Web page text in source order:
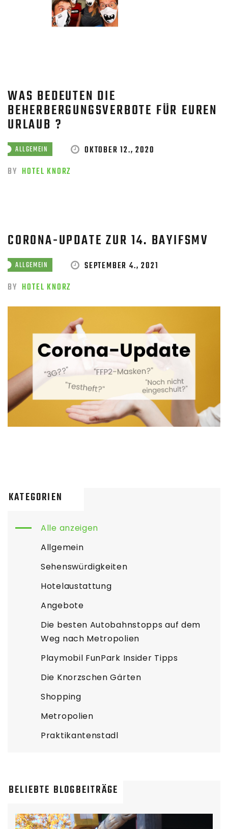
WAS BEDEUTEN DIE
BEHERBERGUNGSVERBOTE FÜR EUREN
URLAUB ?
ALLGEMEIN
OKTOBER 12., 2020
BY HOTEL KNORZ
CORONA-UPDATE ZUR 14. BAYIFSMV
ALLGEMEIN
SEPTEMBER 4., 2021
BY HOTEL KNORZ
KATEGORIEN
Alle anzeigen
Allgemein
Sehenswürdigkeiten
Hotelaustattung
Angebote
Die besten Autobahnstopps auf dem
Weg nach Metropolien
Playmobil FunPark Insider Tipps
Die Knorzschen Gärten
Shopping
Metropolien
Praktikantenstadl
BELIEBTE BLOGBEITRÄGE